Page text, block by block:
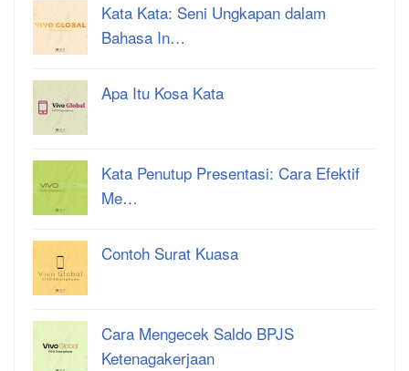
Kata Kata: Seni Ungkapan dalam
Bahasa In…
Apa Itu Kosa Kata
Kata Penutup Presentasi: Cara Efektif
Me…
Contoh Surat Kuasa
Cara Mengecek Saldo BPJS
Ketenagakerjaan